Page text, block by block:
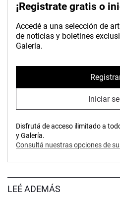
¡Registrate gratis o
Accedé a una selección de
de noticias y boletines
Galería.
Iniciar
Disfrutá de acceso ilimitado a
y Galería.
Consultá nuestras opciones de
LEÉ ADEMÁS